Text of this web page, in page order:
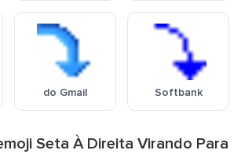
do Gmail Softbank
Seta À Direita Virando Para